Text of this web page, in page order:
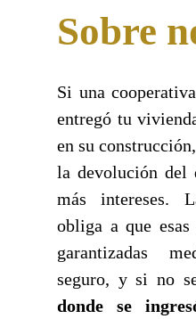
Sobre
Si una
entregó tu
en su
la devolución del
más intereses.
obliga a que esas
garantizadas
seguro, y si no
donde se